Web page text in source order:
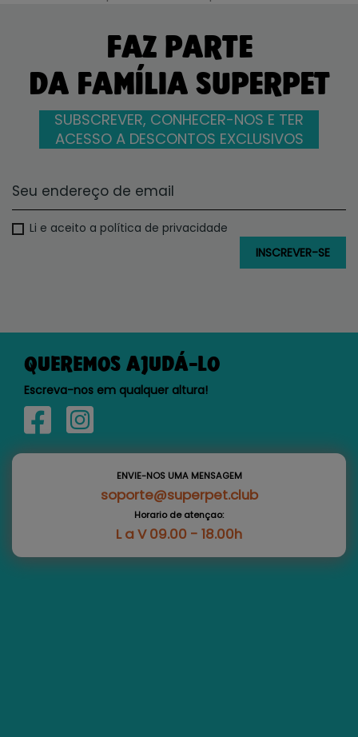
FAZ PARTE
DA FAMÍLIA SUPERPET
SUBSCREVER, CONHECER-NOS E TER
ACESSO A DESCONTOS EXCLUSIVOS
Li e aceito a política de privacidade
QUEREMOS AJUDÁ-LO
Escreva-nos em qualquer altura!
ENVIE-NOS UMA MENSAGEM
soporte@superpet.club
Horario de atençao:
L a V 09.00 - 18.00h